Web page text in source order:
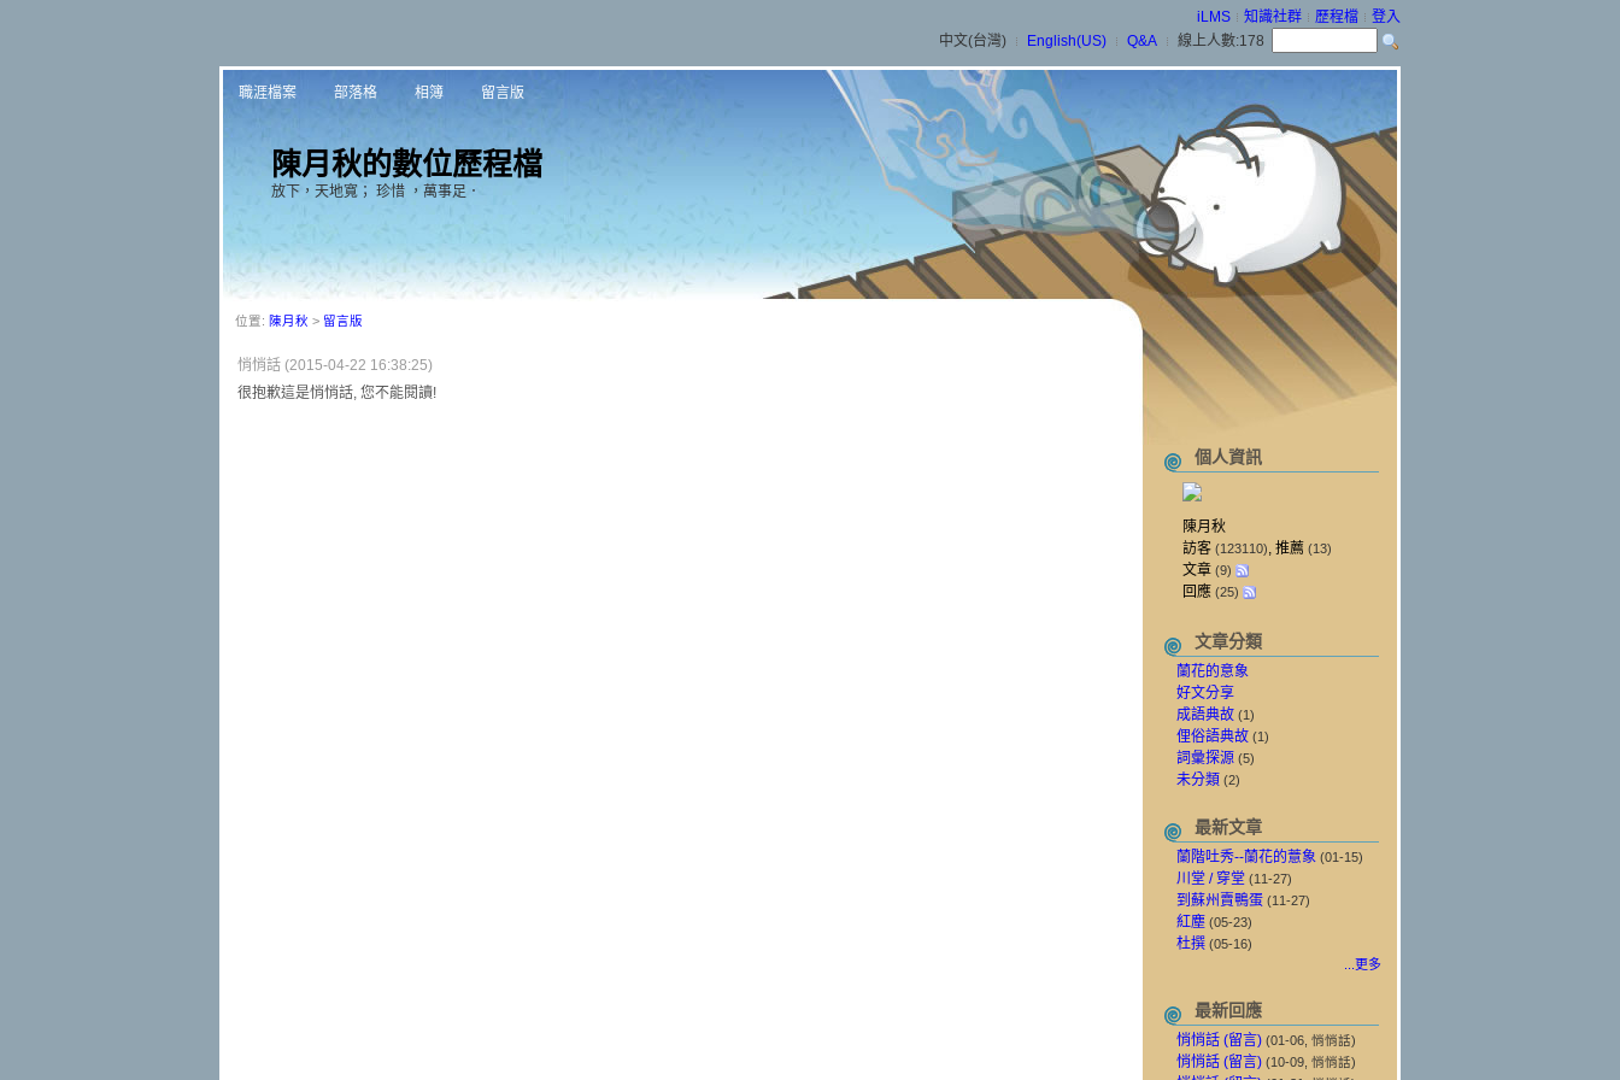
iLMS 知識社群 歷程檔
登入
中文(台灣)
English(US) Q&A 線上人數:178
陳月秋的數位歷程檔
放下，天地寬； 珍惜 ，萬事足．
職涯檔案 部落格 相簿 留言版
個人資訊
陳月秋
訪客 (123110), 推薦 (13)
文章 (9)
回應 (25)
文章分類
蘭花的意象
好文分享
成語典故 (1)
俚俗語典故 (1)
詞彙探源 (5)
未分類 (2)
最新文章
蘭階吐秀--蘭花的薏象 (01-15)
川堂 / 穿堂 (11-27)
到蘇州賣鴨蛋 (11-27)
紅塵 (05-23)
杜撰 (05-16)
...更多
最新回應
悄悄話 (留言) (01-06, 悄悄話)
悄悄話 (留言) (10-09, 悄悄話)
位置: 陳月秋 > 留言版
悄悄話 (2015-04-22 16:38:25)
很抱歉這是悄悄話, 您不能閱讀!